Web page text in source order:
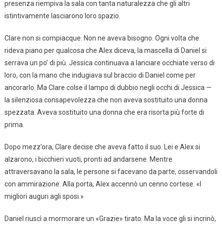
presenza riempiva la sala con tanta naturalezza che gli altri
istintivamente lasciarono loro spazio.
Clare non si compiacque. Non ne aveva bisogno. Ogni volta che
rideva piano per qualcosa che Alex diceva, la mascella di Daniel si
serrava un po’ di più. Jessica continuava a lanciare occhiate verso di
loro, con la mano che indugiava sul braccio di Daniel come per
ancorarlo. Ma Clare colse il lampo di dubbio negli occhi di Jessica —
la silenziosa consapevolezza che non aveva sostituito una donna
spezzata. Aveva sostituito una donna che era risorta più forte di
prima.
Dopo mezz’ora, Clare decise che aveva fatto il suo. Lei e Alex si
alzarono, i bicchieri vuoti, pronti ad andarsene. Mentre
attraversavano la sala, le persone si facevano da parte, osservandoli
con ammirazione. Alla porta, Alex accennò un cenno cortese. «I
migliori auguri agli sposi.»
Daniel riuscì a mormorare un «Grazie» tirato. Ma la voce gli si incrinò,